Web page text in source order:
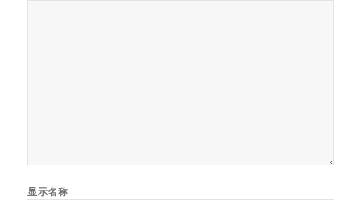
显示名称